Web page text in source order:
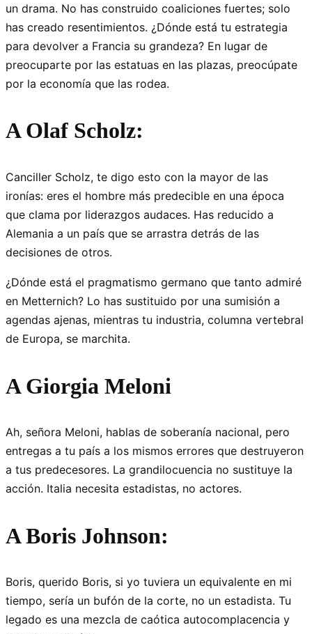
un drama. No has construido coaliciones fuertes; solo
has creado resentimientos. ¿Dónde está tu estrategia
para devolver a Francia su grandeza? En lugar de
preocuparte por las estatuas en las plazas, preocúpate
por la economía que las rodea.
A Olaf Scholz:
Canciller Scholz, te digo esto con la mayor de las
ironías: eres el hombre más predecible en una época
que clama por liderazgos audaces. Has reducido a
Alemania a un país que se arrastra detrás de las
decisiones de otros.
¿Dónde está el pragmatismo germano que tanto admiré
en Metternich? Lo has sustituido por una sumisión a
agendas ajenas, mientras tu industria, columna vertebral
de Europa, se marchita.
A Giorgia Meloni
Ah, señora Meloni, hablas de soberanía nacional, pero
entregas a tu país a los mismos errores que destruyeron
a tus predecesores. La grandilocuencia no sustituye la
acción. Italia necesita estadistas, no actores.
A Boris Johnson:
Boris, querido Boris, si yo tuviera un equivalente en mi
tiempo, sería un bufón de la corte, no un estadista. Tu
legado es una mezcla de caótica autocomplacencia y